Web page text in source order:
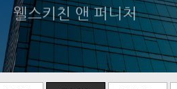
웰스키친 앤 퍼니처